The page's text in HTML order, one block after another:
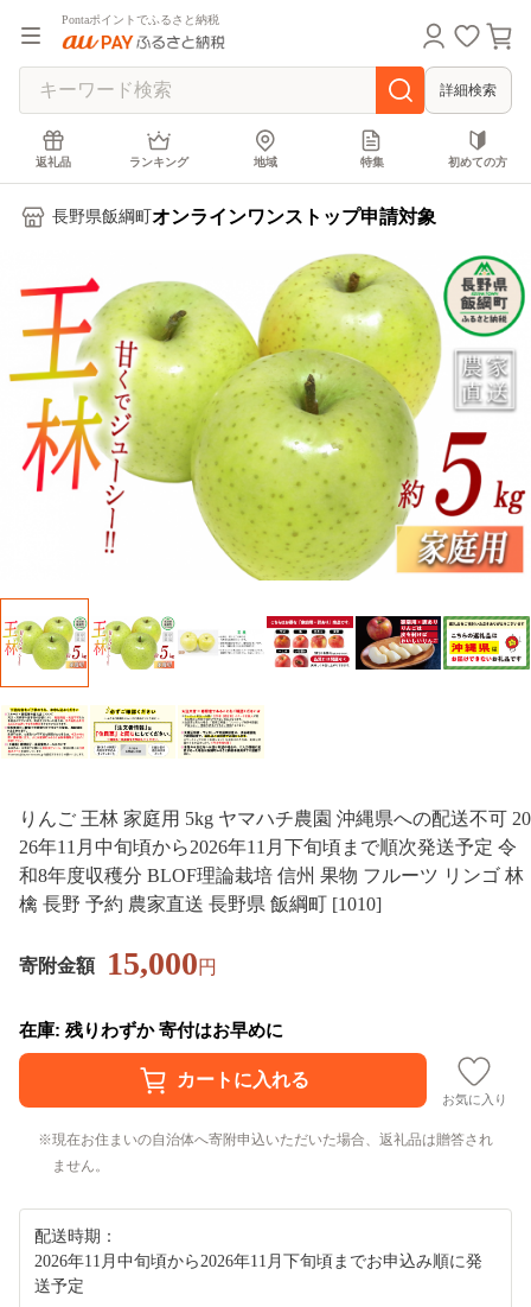
Pontaポイントでふるさと納税
詳細検索
返礼品 ランキング 地域 特集 初めての方
長野県飯綱町 オンラインワンストップ申請対象
りんご 王林 家庭用 5kg ヤマハチ農園 沖縄県への配送不可 20
26年11月中旬頃から2026年11月下旬頃まで順次発送予定 令
和8年度収穫分 BLOF理論栽培 信州 果物 フルーツ リンゴ 林
檎 長野 予約 農家直送 長野県 飯綱町 [1010]
寄附金額 15,000円
在庫: 残りわずか 寄付はお早めに
お気に入り
現在お住まいの自治体へ寄附申込いただいた場合、返礼品は贈答され
ません。
配送時期：
2026年11月中旬頃から2026年11月下旬頃までお申込み順に発
送予定